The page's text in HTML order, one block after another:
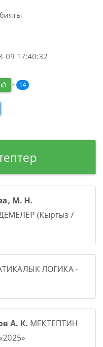
09 17:40:32
- 14
М. Н.
(Кыргыз /
ЛОГИКА -
А. К. МЕКТЕПТИН